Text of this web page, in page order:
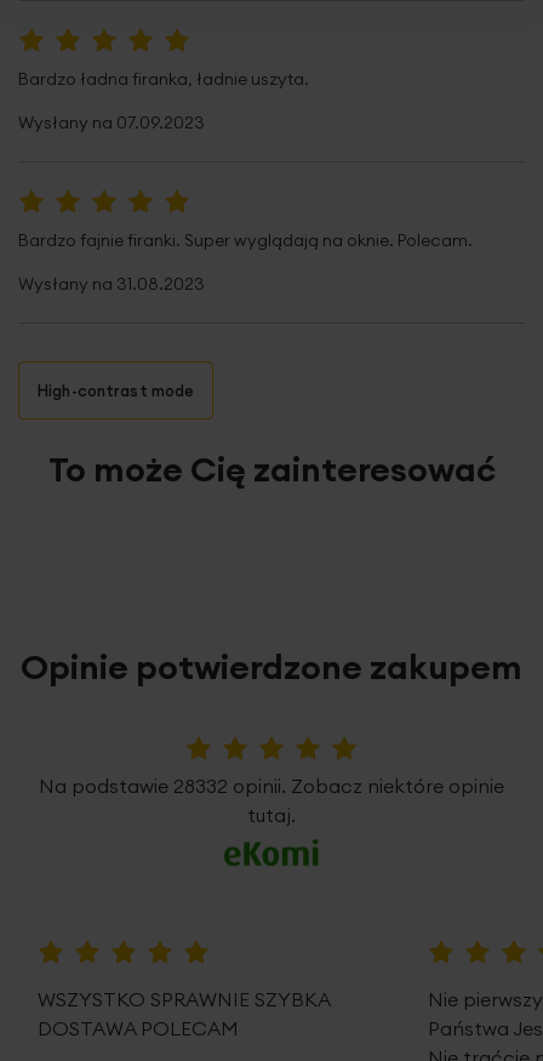
Bardzo ładna firanka, ładnie uszyta.
Wysłany na 07.09.2023
Bardzo fajnie firanki. Super wyglądają na oknie. Polecam.
Wysłany na 31.08.2023
High-contrast mode
To może Cię zainteresować
Opinie potwierdzone zakupem
Na podstawie 28332 opinii. Zobacz niektóre opinie
tutaj.
WSZYSTKO SPRAWNIE SZYBKA
DOSTAWA POLECAM
Nie
Państwa